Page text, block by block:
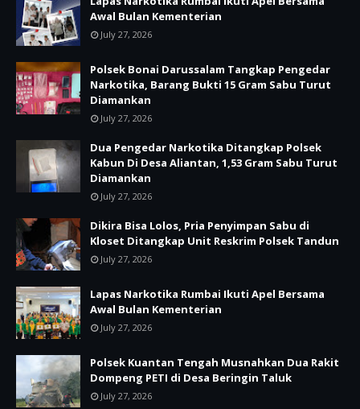
Awal Bulan Kementerian
July 27, 2026
Polsek Bonai Darussalam Tangkap Pengedar
Narkotika, Barang Bukti 15 Gram Sabu Turut
Diamankan
July 27, 2026
Dua Pengedar Narkotika Ditangkap Polsek
Kabun Di Desa Aliantan, 1,53 Gram Sabu Turut
Diamankan
July 27, 2026
Dikira Bisa Lolos, Pria Penyimpan Sabu di
Kloset Ditangkap Unit Reskrim Polsek Tandun
July 27, 2026
Lapas Narkotika Rumbai Ikuti Apel Bersama
Awal Bulan Kementerian
July 27, 2026
Polsek Kuantan Tengah Musnahkan Dua Rakit
Dompeng PETI di Desa Beringin Taluk
July 27, 2026